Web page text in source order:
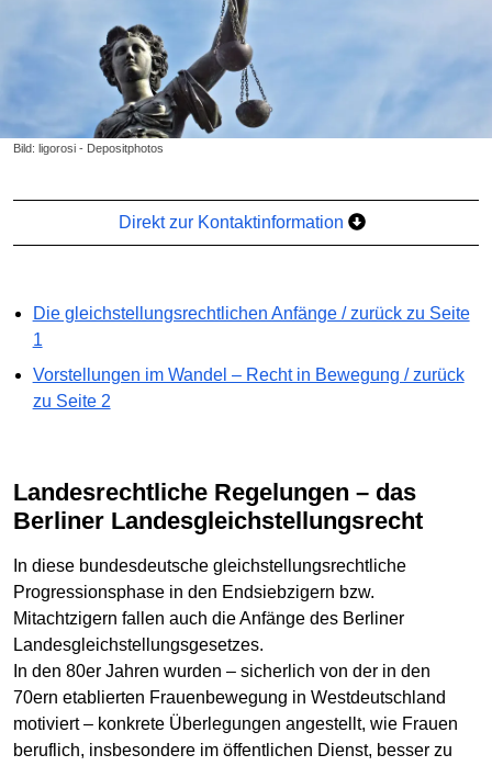
Bild: ligorosi - Depositphotos
Direkt zur Kontaktinformation
Die gleichstellungsrechtlichen Anfänge / zurück zu Seite
1
Vorstellungen im Wandel – Recht in Bewegung / zurück
zu Seite 2
Landesrechtliche Regelungen – das
Berliner Landesgleichstellungsrecht
In diese bundesdeutsche gleichstellungsrechtliche
Progressionsphase in den Endsiebzigern bzw.
Mitachtzigern fallen auch die Anfänge des Berliner
Landesgleichstellungsgesetzes.
In den 80er Jahren wurden – sicherlich von der in den
70ern etablierten Frauenbewegung in Westdeutschland
motiviert – konkrete Überlegungen angestellt, wie Frauen
beruflich, insbesondere im öffentlichen Dienst, besser zu